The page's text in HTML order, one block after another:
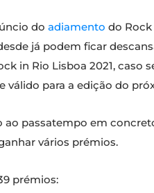
do adiamento do Rock
já podem ficar
in Rio Lisboa 2021,
válido para a edição do
ao passatempo em
vários prémios.
prémios: